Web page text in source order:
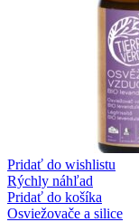
Pridať do wishlistu
Rýchly náhľad
Pridať do košíka
Osviežovače a silice